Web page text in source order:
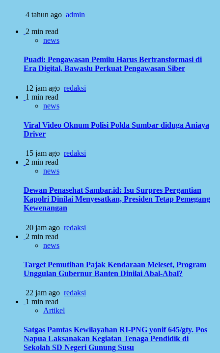
4 tahun ago admin
2 min read
news
Puadi: Pengawasan Pemilu Harus Bertransformasi di
Era Digital, Bawaslu Perkuat Pengawasan Siber
12 jam ago redaksi
1 min read
news
Viral Video Oknum Polisi Polda Sumbar diduga Aniaya
Driver
15 jam ago redaksi
2 min read
news
Dewan Penasehat Sambar.id: Isu Surpres Pergantian
Kapolri Dinilai Menyesatkan, Presiden Tetap Pemegang
Kewenangan
20 jam ago redaksi
2 min read
news
Target Pemutihan Pajak Kendaraan Meleset, Program
Unggulan Gubernur Banten Dinilai Abal-Abal?
22 jam ago redaksi
1 min read
Artikel
Satgas Pamtas Kewilayahan RI-PNG yonif 645/gty. Pos
Napua Laksanakan Kegiatan Tenaga Pendidik di
Sekolah SD Negeri Gunung Susu